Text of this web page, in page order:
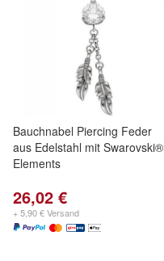
Bauchnabel Piercing Feder
aus Edelstahl mit Swarovski®
Elements
26,02 €
+ 5,90 € Versand